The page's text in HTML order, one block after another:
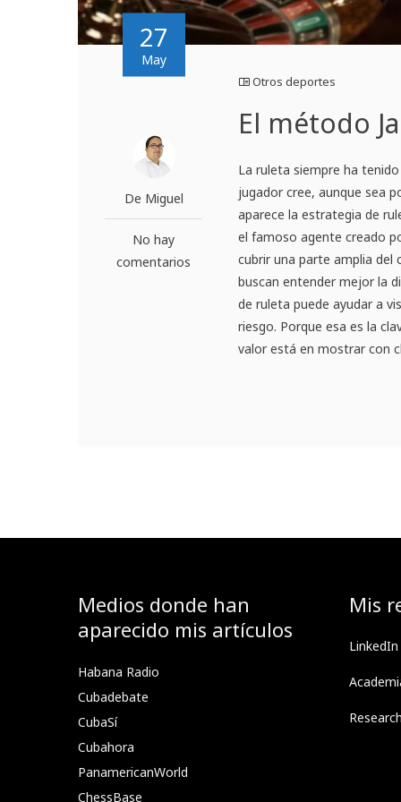
27
May
De Miguel
No hay
comentarios
Otros deportes
El método
La ruleta siempre ha
jugador cree, aunque sea
aparece la estrategia de
el famoso agente creado
cubrir una parte amplia del
buscan entender mejor la
de ruleta puede ayudar a
riesgo. Porque esa es la
valor está en mostrar con
Medios donde han
aparecido mis artículos
Habana Radio
Cubadebate
CubaSí
Cubahora
PanamericanWorld
ChessBase
Mis
LinkedIn